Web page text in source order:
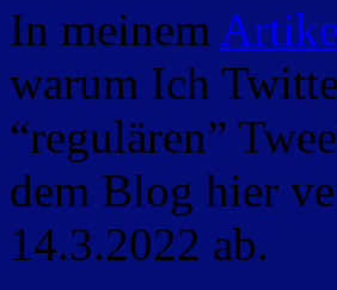
In meinem
warum Ich
“regulären”
dem Blog hier
14.3.2022 ab.